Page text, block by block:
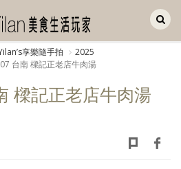
享樂隨手拍
2025
台南 樑記正老店牛肉湯
樑記正老店牛肉湯